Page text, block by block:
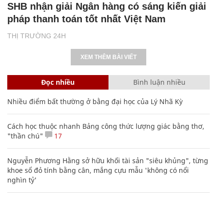
THỊ TRƯỜNG 24H
SHB nhận giải Ngân hàng có sáng kiến giải
pháp thanh toán tốt nhất Việt Nam
XEM THÊM BÀI VIẾT
Đọc nhiều Bình luận nhiều
Nhiều điểm bất thường ở bằng đại học của Lý Nhã Kỳ
Cách học thuộc nhanh Bảng công thức lượng giác bằng thơ,
"thần chú"
17
Nguyễn Phương Hằng sở hữu khối tài sản "siêu khủng", từng
khoe sổ đỏ tính bằng cân, mắng cựu mẫu 'không có nổi
nghìn tỷ'